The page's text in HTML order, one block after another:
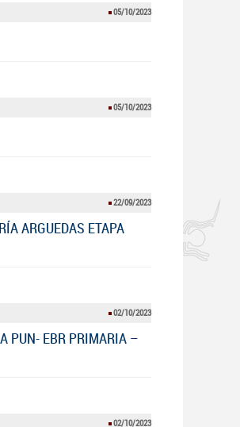
05/10/2023
05/10/2023
22/09/2023
ARGUEDAS ETAPA
02/10/2023
PUN- EBR PRIMARIA –
02/10/2023